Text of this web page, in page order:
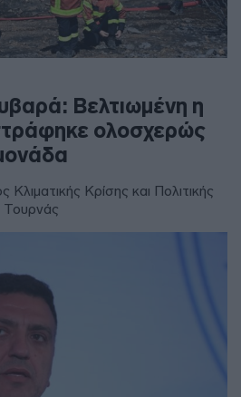
Βελτιωμένη η
ολοσχερώς
Κρίσης και Πολιτικής
Τουρνάς